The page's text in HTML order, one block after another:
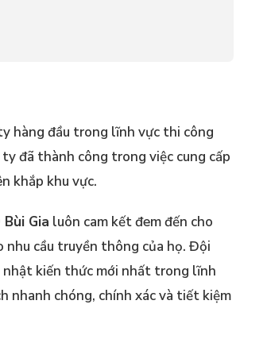
hàng đầu trong lĩnh vực thi công
đã thành công trong việc cung cấp
khắp khu vực.
Bùi Gia luôn cam kết đem đến cho
nhu cầu truyền thông của họ. Đội
nhật kiến thức mới nhất trong lĩnh
nhanh chóng, chính xác và tiết kiệm